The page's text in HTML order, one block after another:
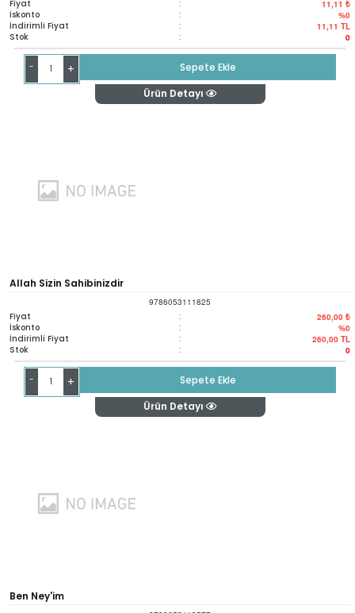
Fiyat : 11,11 ₺
İskonto : %0
İndirimli Fiyat : 11,11 TL
Stok : 0
- +
Sepete Ekle
Ürün Detayı
Allah Sizin Sahibinizdir
9786053111825
Fiyat : 260,00 ₺
İskonto : %0
İndirimli Fiyat : 260,00 TL
Stok : 0
- +
Sepete Ekle
Ürün Detayı
Ben Ney'im